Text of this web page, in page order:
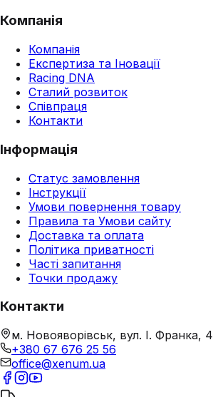
Компанія
Компанія
Експертиза та Іновації
Racing DNA
Сталий розвиток
Співпраця
Контакти
Інформація
Статус замовлення
Інструкції
Умови повернення товару
Правила та Умови сайту
Доставка та оплата
Політика приватності
Часті запитання
Точки продажу
Контакти
м. Новояворівськ, вул. І. Франка, 4
+380 67 676 25 56
office@xenum.ua